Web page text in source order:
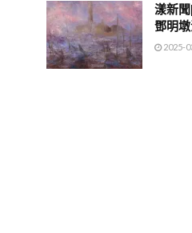
漾新
鄧明
2025-